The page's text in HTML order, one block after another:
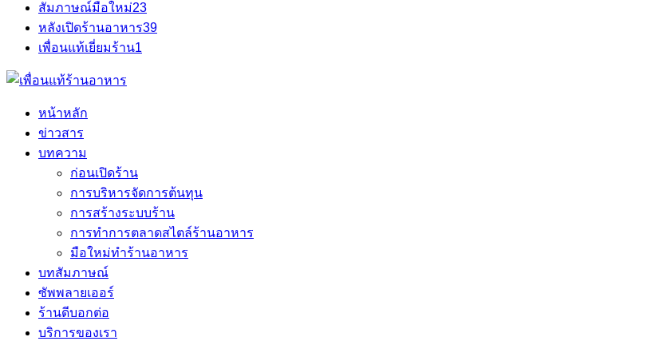
สัมภาษณ์มือใหม่23
หลังเปิดร้านอาหาร39
เพื่อนแท้เยี่ยมร้าน1
หน้าหลัก
ข่าวสาร
บทความ
ก่อนเปิดร้าน
การบริหารจัดการต้นทุน
การสร้างระบบร้าน
การทำการตลาดสไตล์ร้านอาหาร
มือใหม่ทำร้านอาหาร
บทสัมภาษณ์
ซัพพลายเออร์
ร้านดีบอกต่อ
บริการของเรา